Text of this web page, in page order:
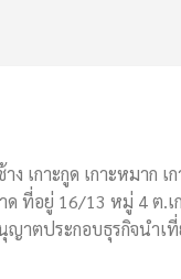
ง เกาะกูด เกาะหมาก
ด ที่อยู่ 16/13 หมู่ 4 ต.เ
ญาตประกอบธุรกิจนำเ